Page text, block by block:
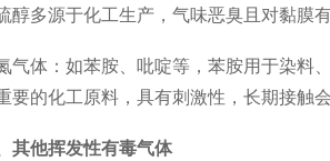
醇多源于化工生产，气味恶臭且对黏膜有
：如苯胺、吡啶等，苯胺用于染料、
要的化工原料，具有刺激性，长期接触会
其他挥发性有毒气体